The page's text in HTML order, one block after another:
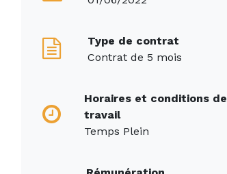
Type de contrat
Contrat de 5 mois
Horaires et conditions de
travail
Temps Plein